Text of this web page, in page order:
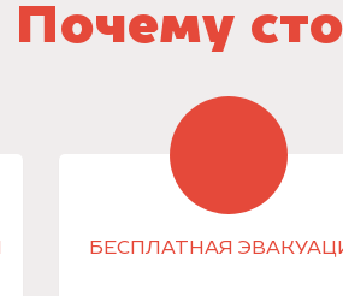
Почему
БЕСПЛАТНАЯ